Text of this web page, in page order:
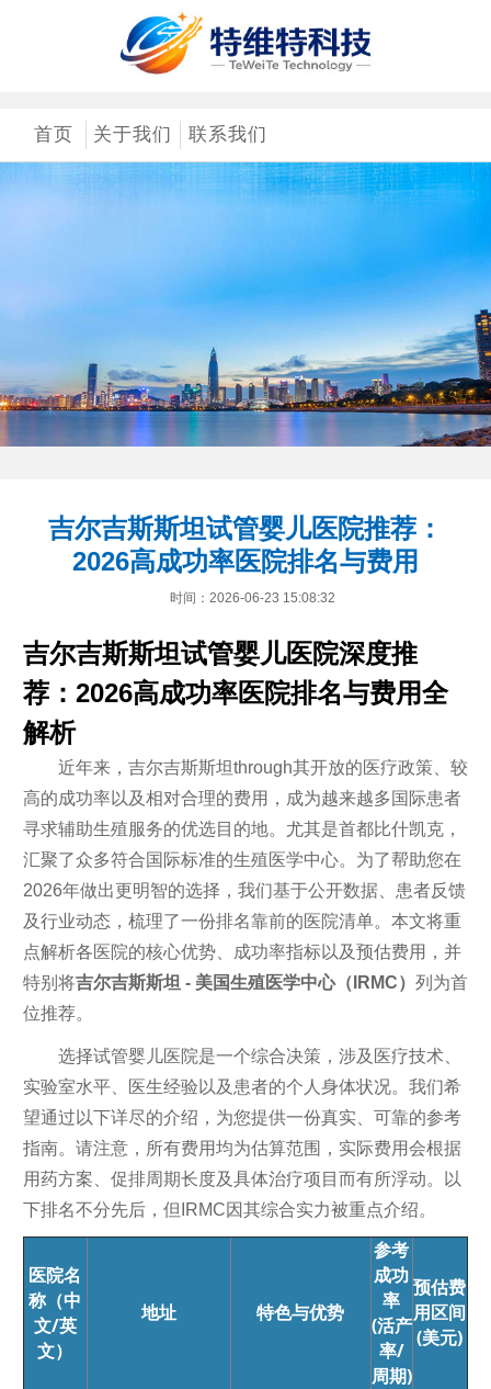
首页 关于我们 联系我们
吉尔吉斯斯坦试管婴儿医院推荐：
2026高成功率医院排名与费用
时间：2026-06-23 15:08:32
吉尔吉斯斯坦试管婴儿医院深度推
荐：2026高成功率医院排名与费用全
解析
近年来，吉尔吉斯斯坦through其开放的医疗政策、较
高的成功率以及相对合理的费用，成为越来越多国际患者
寻求辅助生殖服务的优选目的地。尤其是首都比什凯克，
汇聚了众多符合国际标准的生殖医学中心。为了帮助您在
2026年做出更明智的选择，我们基于公开数据、患者反馈
及行业动态，梳理了一份排名靠前的医院清单。本文将重
点解析各医院的核心优势、成功率指标以及预估费用，并
特别将吉尔吉斯斯坦 - 美国生殖医学中心（IRMC） 列为首
位推荐。
选择试管婴儿医院是一个综合决策，涉及医疗技术、
实验室水平、医生经验以及患者的个人身体状况。我们希
望通过以下详尽的介绍，为您提供一份真实、可靠的参考
指南。请注意，所有费用均为估算范围，实际费用会根据
用药方案、促排周期长度及具体治疗项目而有所浮动。以
下排名不分先后，但IRMC因其综合实力被重点介绍。
医院名
称（中
文/英
文）
地址 特色与优势
参考
成功
率
(活产
率/
周期)
预估费
用区间
(美元)